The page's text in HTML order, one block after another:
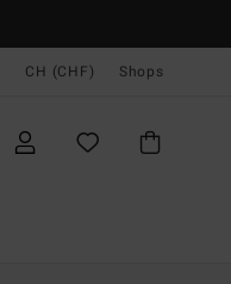
CH (CHF) Shops